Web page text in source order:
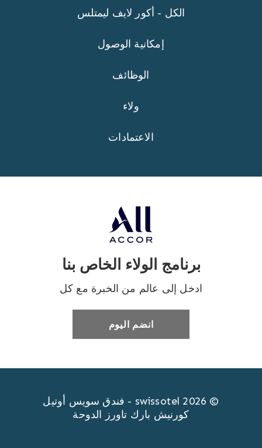
برنامج الولاء الخاص بنا
ادخل إلى عالم من الخبرة مع كل
انضم اليوم
الكل - أكور لايف ليمتلس
إمكانية الوصول
الوظائف
ولاء
الاعتمادات
© swissotel 2026 - فندق سويس أوتيل
كورنيش بارك تاورز الدوحة